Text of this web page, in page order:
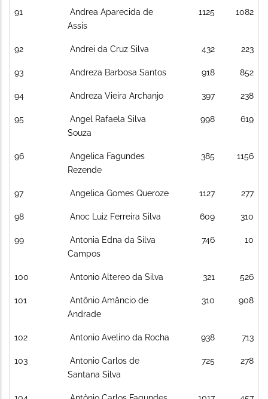
91
Andrea Aparecida de
Assis
1125 1082
92 Andrei da Cruz Silva 432 223
93 Andreza Barbosa Santos 918 852
94 Andreza Vieira Archanjo 397 238
95
Angel Rafaela Silva
Souza
998 619
96
Angelica Fagundes
Rezende
385 1156
97 Angelica Gomes Queroze 1127 277
98 Anoc Luiz Ferreira Silva 609 310
99
Antonia Edna da Silva
Campos
746 10
100 Antonio Altereo da Silva 321 526
101
Antônio Amâncio de
Andrade
310 908
102 Antonio Avelino da Rocha 938 713
103
Antonio Carlos de
Santana Silva
725 278